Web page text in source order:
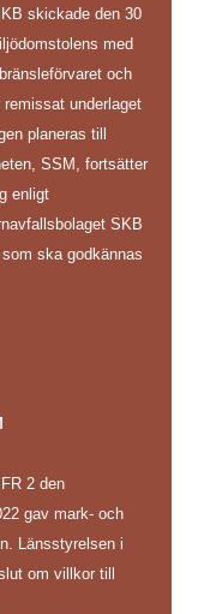
skickade den 30
med
och
underlaget
planeras till
SSM, fortsätter
enligt
SKB
ska godkännas
2 den
gav mark- och
Länsstyrelsen i
om villkor till